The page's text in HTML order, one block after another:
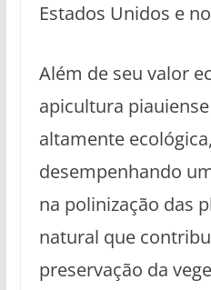
Estados Unidos e
Além de seu valor
apicultura
altamente
desempenhando
na polinização das
natural que
preservação da